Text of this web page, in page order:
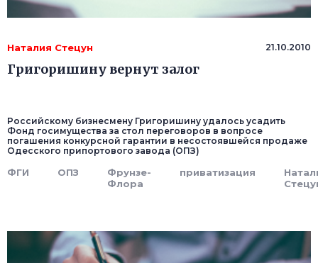
Наталия Стецун 21.10.2010
Григоришину вернут залог
Российскому бизнесмену Григоришину удалось усадить
Фонд госимущества за стол переговоров в вопросе
погашения конкурсной гарантии в несостоявшейся продаже
Одесского припортового завода (ОПЗ)
ФГИ ОПЗ
Фрунзе-
Флора
приватизация